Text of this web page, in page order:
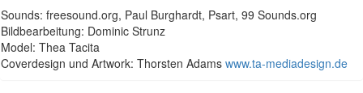
Sounds: freesound.org, Paul Burghardt, Psart, 99 Sounds.org
Bildbearbeitung: Dominic Strunz
Model: Thea Tacita
Coverdesign und Artwork: Thorsten Adams www.ta-mediadesign.de